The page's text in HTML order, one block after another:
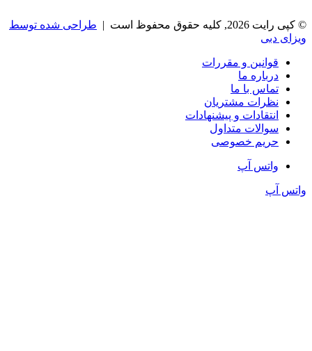
© کپی رایت 2026, کلیه حقوق محفوظ است |
طراحی شده توسط
ویزای دبی
قوانین و مقررات
درباره ما
تماس با ما
نظرات مشتریان
انتقادات و پیشنهادات
سوالات متداول
حریم خصوصی
واتس آپ
واتس آپ